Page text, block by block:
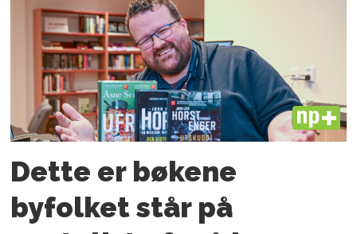
PLUS
Dette er bøkene
byfolket står på